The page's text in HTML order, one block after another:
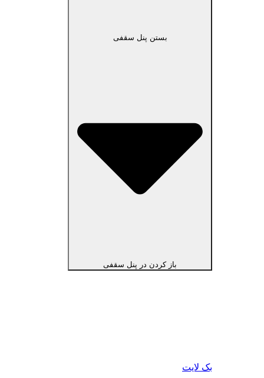
بستن پنل سقفی
باز کردن در پنل سقفی
بک لایت